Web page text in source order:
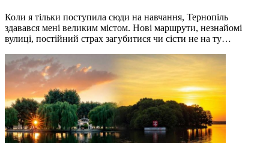
Коли я тільки поступила сюди на навчання, Тернопіль
здавався мені великим містом. Нові маршрути, незнайомі
вулиці, постійний страх загубитися чи сісти не на ту…